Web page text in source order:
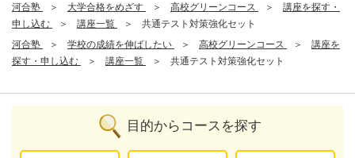
河合塾
大学合格をめざす 高校グリーンコース
講座を探す・
申し込む
講座一覧
共通テスト対策強化セット
河合塾
学校の成績を伸ばしたい 高校グリーンコース
講座を
探す・申し込む
講座一覧 共通テスト対策強化セット
目的からコースを探す